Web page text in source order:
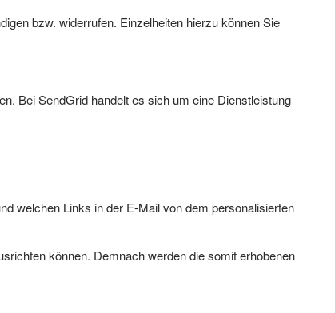
bzw. widerrufen. Einzelheiten hierzu können Sie
Bei SendGrid handelt es sich um eine Dienstleistung
welchen Links in der E-Mail von dem personalisierten
können. Demnach werden die somit erhobenen